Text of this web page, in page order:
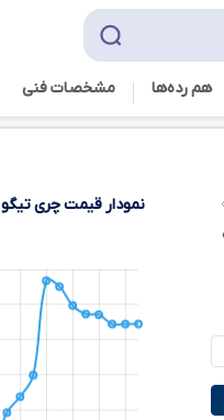
هم رده‌ها‌ مشخصات فنی
نمودار قیمت چری تیگو